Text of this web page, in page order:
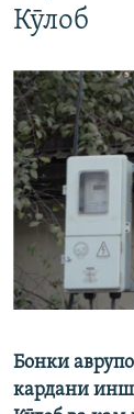
Кӯлоб
Бонки
кардани